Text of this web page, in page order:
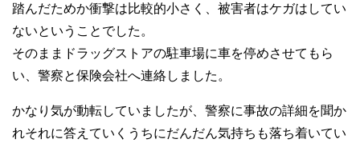
踏んだためか衝撃は比較的小さく、被害者はケガはしてい
ないということでした。
そのままドラッグストアの駐車場に車を停めさせてもら
い、警察と保険会社へ連絡しました。
かなり気が動転していましたが、警察に事故の詳細を聞か
れそれに答えていくうちにだんだん気持ちも落ち着いてい